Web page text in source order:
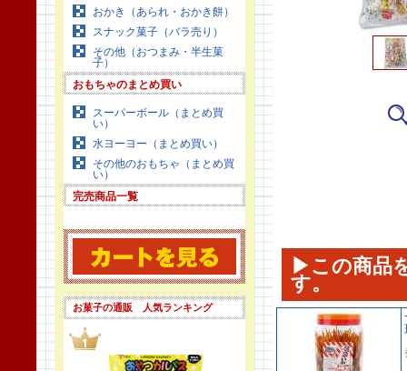
おかき（あられ・おかき餅）
スナック菓子（バラ売り）
その他（おつまみ・半生菓
子）
おもちゃのまとめ買い
スーパーボール（まとめ買
い）
水ヨーヨー（まとめ買い）
その他のおもちゃ（まとめ買
い）
完売商品一覧
お菓子の通販 人気ランキング
▶この商品
す。